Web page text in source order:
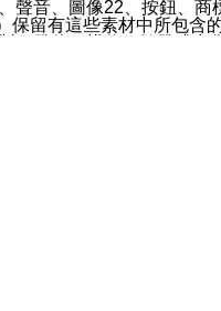
聲音、圖像22、按鈕、
保留有這些素材中所包